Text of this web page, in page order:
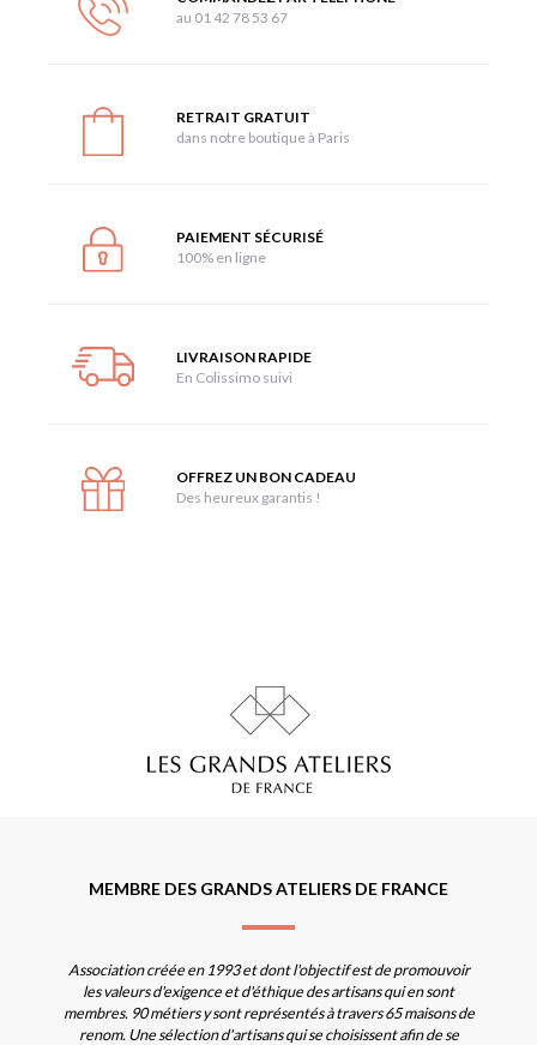
au 01 42 78 53 67
RETRAIT GRATUIT
dans notre boutique à Paris
PAIEMENT SÉCURISÉ
100% en ligne
LIVRAISON RAPIDE
En Colissimo suivi
OFFREZ UN BON CADEAU
Des heureux garantis !
MEMBRE DES GRANDS ATELIERS DE FRANCE
Association créée en 1993 et dont l'objectif est de promouvoir
les valeurs d'exigence et d'éthique des artisans qui en sont
membres. 90 métiers y sont représentés à travers 65 maisons de
renom. Une sélection d'artisans qui se choisissent afin de se